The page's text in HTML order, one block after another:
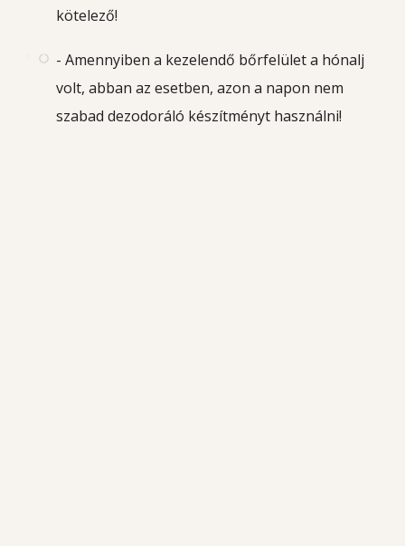
kötelező!
- Amennyiben a kezelendő bőrfelület a hónalj
volt, abban az esetben, azon a napon nem
szabad dezodoráló készítményt használni!